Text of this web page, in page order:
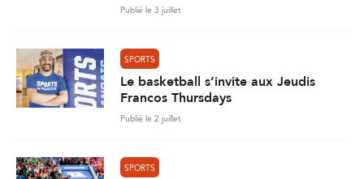
Publié le 3 juillet
SPORTS
Le basketball s’invite aux Jeudis
Francos Thursdays
Publié le 2 juillet
SPORTS